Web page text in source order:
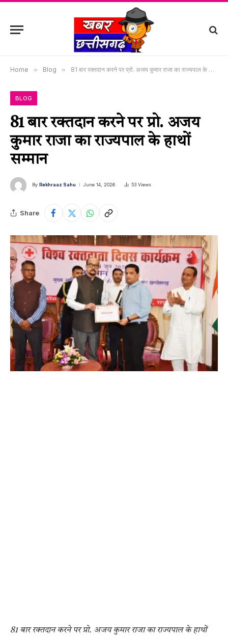
Home » Blog » 81 बार रक्तदान करने पर प्रो. अजय कुमार राजा का राज्यपाल के हाथों सम्मान
BLOG
81 बार रक्तदान करने पर प्रो. अजय
कुमार राजा का राज्यपाल के हाथों
सम्मान
By Rekhraaz Sahu June 14, 2026 53 Views
Share
81 बार रक्तदान करने पर प्रो. अजय कुमार राजा का राज्यपाल के हाथों